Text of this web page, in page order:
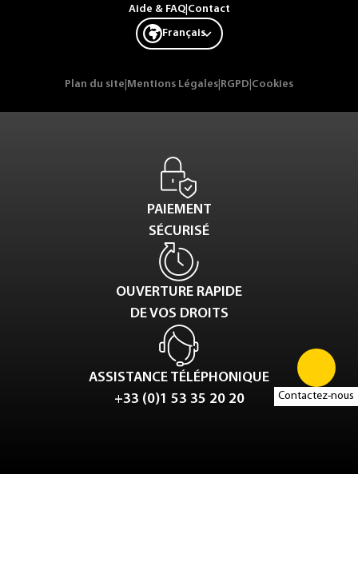
Contactez-nous
Aide & FAQ| Contact
Français
Plan du site Mentions Légales RGPD Cookies
PAIEMENT
SÉCURISÉ
OUVERTURE RAPIDE
DE VOS DROITS
ASSISTANCE TÉLÉPHONIQUE
+33 (0)1 53 35 20 20